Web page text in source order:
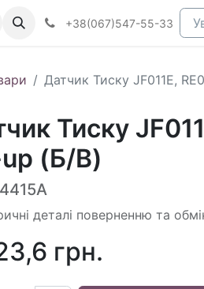
+38(067)547-55-33
Датчик Тиску JF011E,
Тиску
(Б/В)
деталі поверненню та
грн.